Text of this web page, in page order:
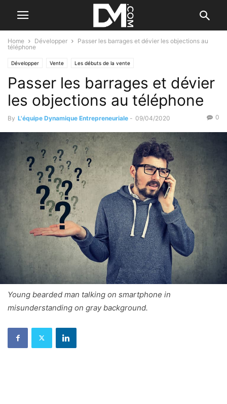
Home Développer
Passer les barrages et dévier les objections au
téléphone
Développer Vente Les débuts de la vente
Passer les barrages et dévier
les objections au téléphone
By L'équipe Dynamique Entrepreneuriale - 09/04/2020 0
Young bearded man talking on smartphone in
misunderstanding on gray background.